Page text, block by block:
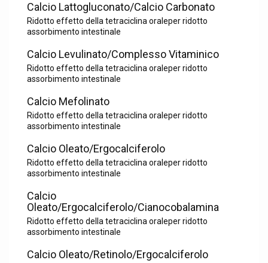
Calcio Lattogluconato/Calcio Carbonato
Ridotto effetto della tetraciclina oraleper ridotto
assorbimento intestinale
Calcio Levulinato/Complesso Vitaminico
Ridotto effetto della tetraciclina oraleper ridotto
assorbimento intestinale
Calcio Mefolinato
Ridotto effetto della tetraciclina oraleper ridotto
assorbimento intestinale
Calcio Oleato/Ergocalciferolo
Ridotto effetto della tetraciclina oraleper ridotto
assorbimento intestinale
Calcio
Oleato/Ergocalciferolo/Cianocobalamina
Ridotto effetto della tetraciclina oraleper ridotto
assorbimento intestinale
Calcio Oleato/Retinolo/Ergocalciferolo